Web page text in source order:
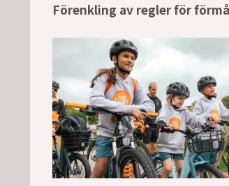
Förenkling av regler för